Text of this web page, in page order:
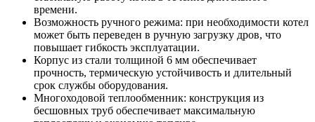
времени.
Возможность ручного режима: при необходимости котел
может быть переведен в ручную загрузку дров, что
повышает гибкость эксплуатации.
Корпус из стали толщиной 6 мм обеспечивает
прочность, термическую устойчивость и длительный
срок службы оборудования.
Многоходовой теплообменник: конструкция из
бесшовных труб обеспечивает максимальную